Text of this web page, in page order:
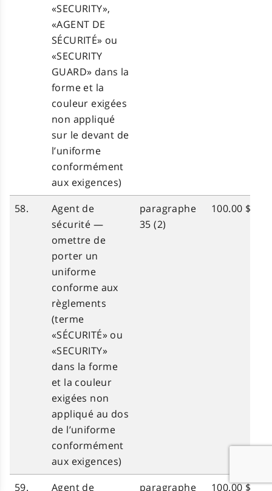
«SECURITY»,
«AGENT DE
SÉCURITÉ» ou
«SECURITY
GUARD» dans la
forme et la
couleur exigées
non appliqué
sur le devant de
l’uniforme
conformément
aux exigences)
58.
Agent de
sécurité —
omettre de
porter un
uniforme
conforme aux
règlements
(terme
«SÉCURITÉ» ou
«SECURITY»
dans la forme
et la couleur
exigées non
appliqué au dos
de l’uniforme
conformément
aux exigences)
paragraphe
35 (2)
100.00 $
59. Agent de paragraphe 100.00 $